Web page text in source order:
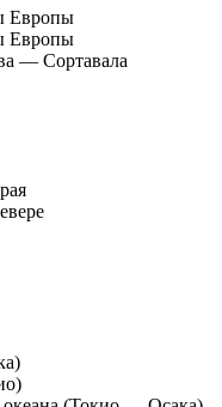
Европы
Европы
— Сортавала